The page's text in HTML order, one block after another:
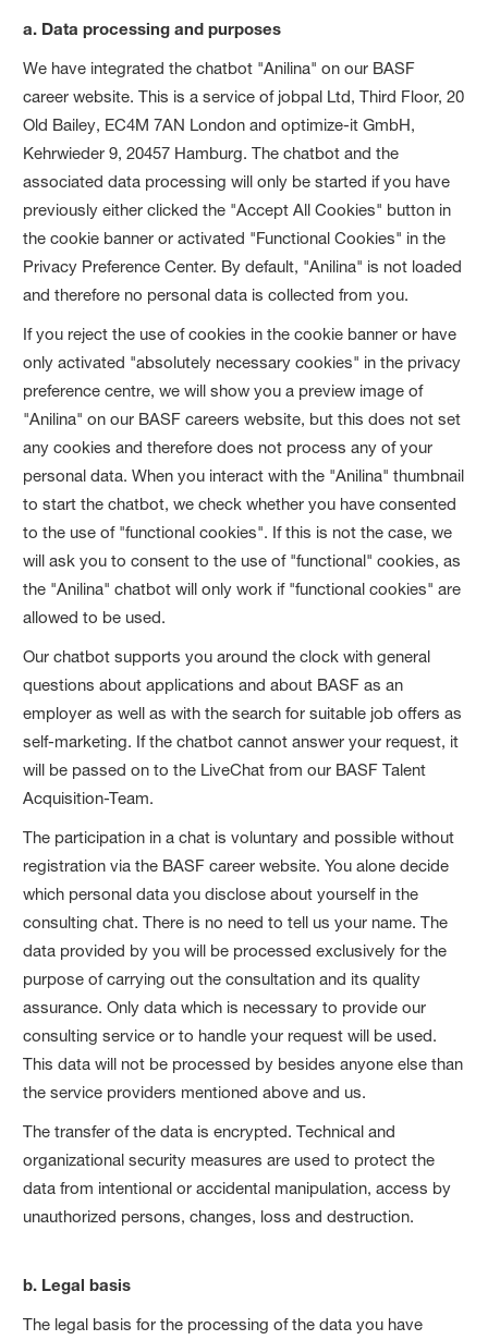
a. Data processing and purposes
We have integrated the chatbot "Anilina" on our BASF
career website. This is a service of jobpal Ltd, Third Floor, 20
Old Bailey, EC4M 7AN London and optimize-it GmbH,
Kehrwieder 9, 20457 Hamburg. The chatbot and the
associated data processing will only be started if you have
previously either clicked the "Accept All Cookies" button in
the cookie banner or activated "Functional Cookies" in the
Privacy Preference Center. By default, "Anilina" is not loaded
and therefore no personal data is collected from you.
If you reject the use of cookies in the cookie banner or have
only activated "absolutely necessary cookies" in the privacy
preference centre, we will show you a preview image of
"Anilina" on our BASF careers website, but this does not set
any cookies and therefore does not process any of your
personal data. When you interact with the "Anilina" thumbnail
to start the chatbot, we check whether you have consented
to the use of "functional cookies". If this is not the case, we
will ask you to consent to the use of "functional" cookies, as
the "Anilina" chatbot will only work if "functional cookies" are
allowed to be used.
Our chatbot supports you around the clock with general
questions about applications and about BASF as an
employer as well as with the search for suitable job offers as
self-marketing. If the chatbot cannot answer your request, it
will be passed on to the LiveChat from our BASF Talent
Acquisition-Team.
The participation in a chat is voluntary and possible without
registration via the BASF career website. You alone decide
which personal data you disclose about yourself in the
consulting chat. There is no need to tell us your name. The
data provided by you will be processed exclusively for the
purpose of carrying out the consultation and its quality
assurance. Only data which is necessary to provide our
consulting service or to handle your request will be used.
This data will not be processed by besides anyone else than
the service providers mentioned above and us.
The transfer of the data is encrypted. Technical and
organizational security measures are used to protect the
data from intentional or accidental manipulation, access by
unauthorized persons, changes, loss and destruction.
b. Legal basis
The legal basis for the processing of the data you have